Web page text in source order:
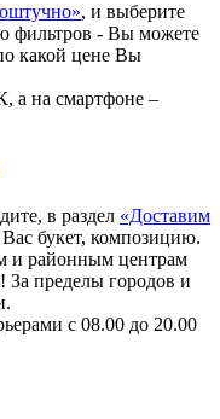
, и выберите
фильтров - Вы можете
какой цене Вы
а на смартфоне –
в раздел «Доставим
букет, композицию.
и районным центрам
За пределы городов и
с 08.00 до 20.00